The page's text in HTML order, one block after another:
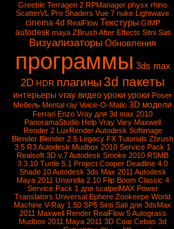
Greeble Terragen 2 RPManager physx rhino
ScatterVL Pro Shaders Vue 7 nuke Lightwave
cinema 4d RealFlow Текстуры GIMP
autodesk maya ZBrushAfter Effects Sitni Sati
Визуализаторы Обновления
программы 3ds max
2D HDR плагины 3d пакеты
интерьеры vray видео уроки уроки Poser
Мебель Mental ray Voice-O-Matic 3D модели
Ferrari Enzo Vray для 3d max 2010
PanoramaStudio Help Vray Vary Maxwell
Render 2 LuxRenderAutodesk Softimage
Blender Blender 2.5 Legacy FX Tutorials Zbrush
3.5 R3 Autodesk Mudbox 2010 Service Pack 1
Realsoft 3D v.7 Autodesk Smoke 2010 RSMB
3.3.10 Turtle 5.1 Project Cooper Deadline 4.0
Shade 10Autodesk 3ds Max 2011 Autodesk
Maya 2011 Unwrella 2.10 Flip Boom Classic 4
Service Pack 1 для scalpelMAX Power
Translators Universal Ephere Zookeepe World
Machine V-Ray 1.50 SP5 Sinti Sati для 3dsMax
2011 Maxwell Render RealFlow 5Autograss
Mudbox 2011 Maya 2011 3D Coat Cebas 3d